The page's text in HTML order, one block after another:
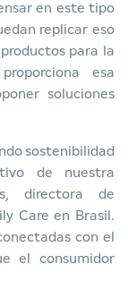
en este tipo
replicar eso
para la
esa
soluciones
sostenibilidad
de nuestra
directora de
Care en Brasil.
con el
el consumidor